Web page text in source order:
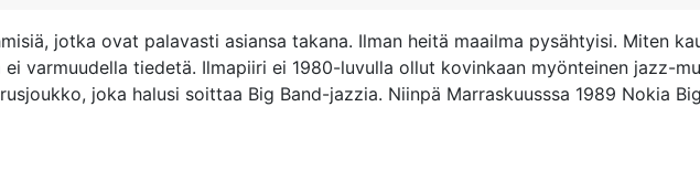
jotka ovat palavasti asiansa takana. Ilman heitä maailma pysähtyisi. Miten
varmuudella tiedetä. Ilmapiiri ei 1980-luvulla ollut kovinkaan myönteinen jazz-
joka halusi soittaa Big Band-jazzia. Niinpä Marraskuusssa 1989 Nokia